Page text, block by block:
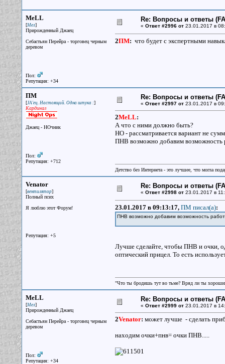
MeLL
[Мел]
Прирожденный Джаец
Себастьян Перейра - торговец черным
деревом
Пол:
Репутация: +34
Re: Вопросы и ответы
« Ответ #2996 от23.01.2017 в
2ПМ: что будет с экспертными
ПМ
[JA'ец. Настоящий. Одна штука :]
Кардинал
Джаец - НОчник
Пол:
Репутация: +712
Re: Вопросы и ответы
« Ответ #2997 от23.01.2017 в
2MeLL:
А что с ними должно быть?
НО - рассматривается вариант не
ПНВ возможно добавим возможность
Детство без Интернета - это лучшее, что могла
Venator
[вентилятор]
Полный псих
Я люблю этот Форум!
Репутация: +5
Re: Вопросы и ответы
« Ответ #2998 от23.01.2017 в
23.01.2017 в 09:13:17, ПМ писал(a):
ПНВ возможно добавим возможность
Лучше сделайте, чтобы ПНВ и очки,
оптический прицел. То есть
"Что ты бродишь тут во тьме? Вряд ли ты
MeLL
[Мел]
Прирожденный Джаец
Себастьян Перейра - торговец черным
деревом
Пол:
Репутация: +34
Re: Вопросы и ответы
« Ответ #2999 от23.01.2017 в
2Venator: может лучше - сделать
находим очки+пнв= очки ПНВ.....